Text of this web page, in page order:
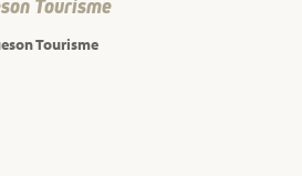
Tourisme
Tourisme